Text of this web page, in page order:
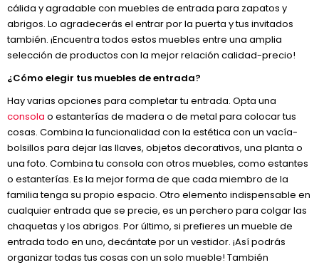
cálida y agradable con muebles de entrada para zapatos y
abrigos. Lo agradecerás el entrar por la puerta y tus invitados
también. ¡Encuentra todos estos muebles entre una amplia
selección de productos con la mejor relación calidad-precio!
¿Cómo elegir tus muebles de entrada?
Hay varias opciones para completar tu entrada. Opta una
consola o estanterías de madera o de metal para colocar tus
cosas. Combina la funcionalidad con la estética con un vacía-
bolsillos para dejar las llaves, objetos decorativos, una planta o
una foto. Combina tu consola con otros muebles, como estantes
o estanterías. Es la mejor forma de que cada miembro de la
familia tenga su propio espacio. Otro elemento indispensable en
cualquier entrada que se precie, es un perchero para colgar las
chaquetas y los abrigos. Por último, si prefieres un mueble de
entrada todo en uno, decántate por un vestidor. ¡Así podrás
organizar todas tus cosas con un solo mueble! También